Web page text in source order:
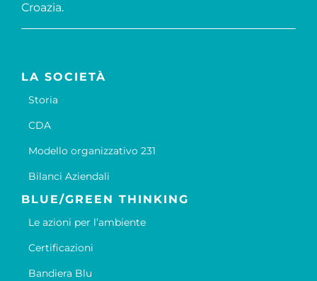
Croazia.
LA SOCIETÀ
Storia
CDA
Modello organizzativo 231
Bilanci Aziendali
BLUE/GREEN THINKING
Le azioni per l’ambiente
Certificazioni
Bandiera Blu